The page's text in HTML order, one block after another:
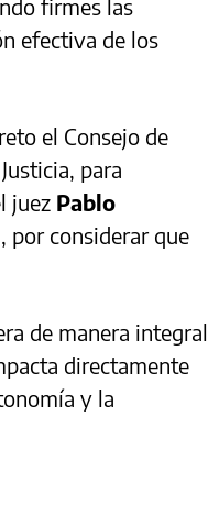
firmes las
efectiva de los
el Consejo de
para
juez Pablo
por considerar que
de manera integral
directamente
y la